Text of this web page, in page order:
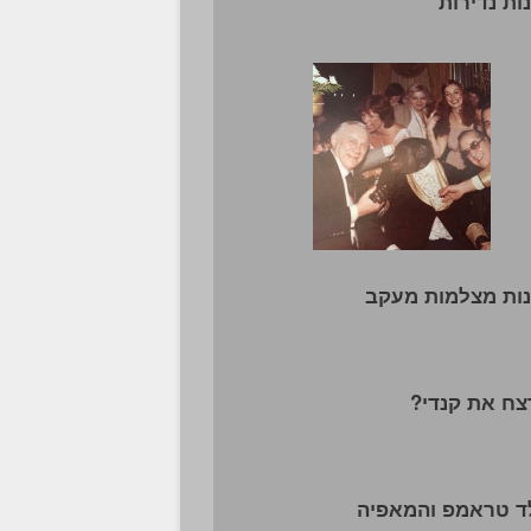
מצלמות מעקב
את קנדי?
טראמפ והמאפיה